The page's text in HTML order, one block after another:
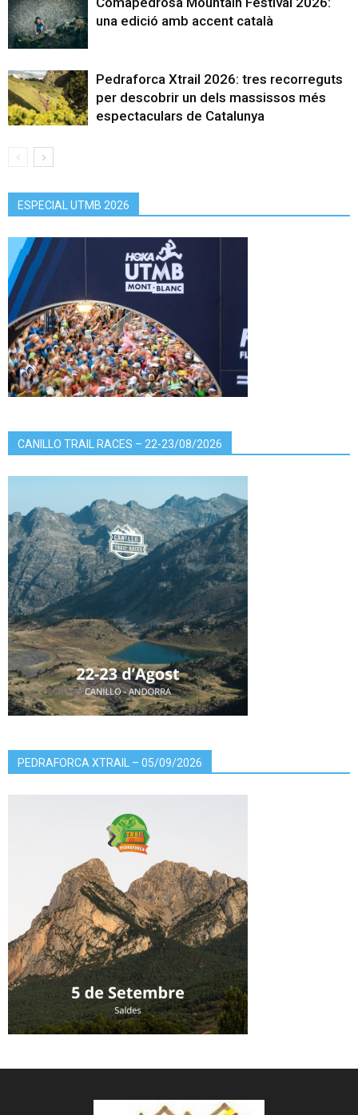
una edició amb accent català
Pedraforca Xtrail 2026: tres recorreguts
per descobrir un dels massissos més
espectaculars de Catalunya
ESPECIAL UTMB 2026
CANILLO TRAIL RACES – 22-23/08/2026
PEDRAFORCA XTRAIL – 05/09/2026